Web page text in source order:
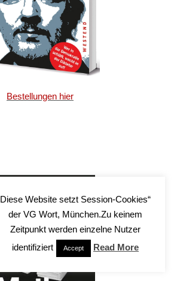
Bestellungen hier
Diese Website setzt Session-Cookies“
der VG Wort, München.Zu keinem
Zeitpunkt werden einzelne Nutzer
identifiziert
Accept Read More